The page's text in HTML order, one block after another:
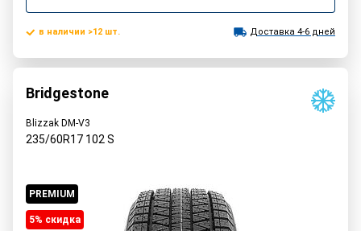
в наличии >12 шт. Доставка 4-6 дней
Bridgestone
Blizzak DM-V3
235/60R17 102 S
PREMIUM
5% cкидка